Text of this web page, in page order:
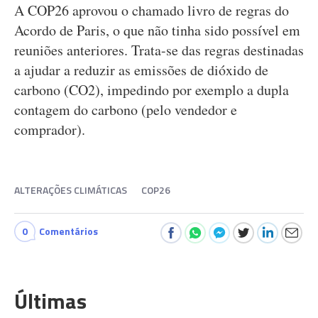
A COP26 aprovou o chamado livro de regras do
Acordo de Paris, o que não tinha sido possível em
reuniões anteriores. Trata-se das regras destinadas
a ajudar a reduzir as emissões de dióxido de
carbono (CO2), impedindo por exemplo a dupla
contagem do carbono (pelo vendedor e
comprador).
ALTERAÇÕES CLIMÁTICAS COP26
0 Comentários
Últimas